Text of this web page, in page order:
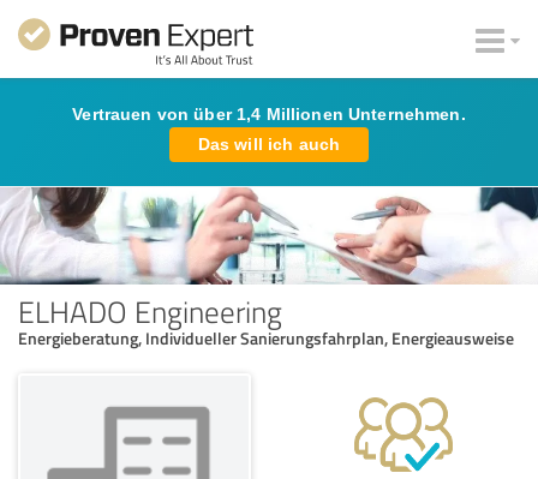
Vertrauen von über 1,4 Millionen Unternehmen.
Das will ich auch
ELHADO Engineering
Energieberatung, Individueller Sanierungsfahrplan, Energieausweise